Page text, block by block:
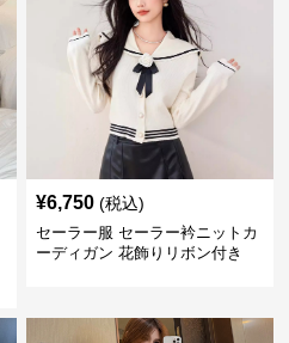
¥6,750 (税込)
セーラー服 セーラー衿ニットカ
ーディガン 花飾りリボン付き